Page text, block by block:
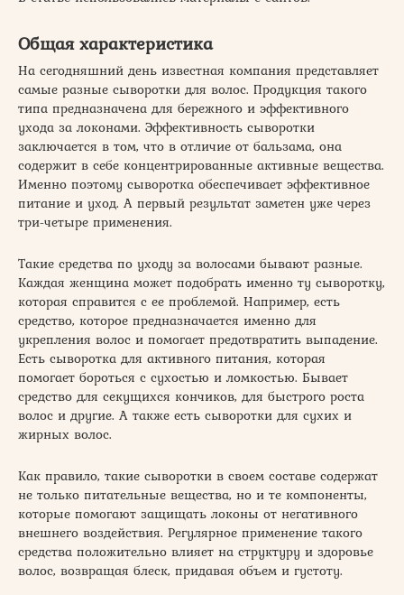
Общая характеристика
На сегодняшний день известная компания представляет
самые разные сыворотки для волос. Продукция такого
типа предназначена для бережного и эффективного
ухода за локонами. Эффективность сыворотки
заключается в том, что в отличие от бальзама, она
содержит в себе концентрированные активные вещества.
Именно поэтому сыворотка обеспечивает эффективное
питание и уход. А первый результат заметен уже через
три-четыре применения.
Такие средства по уходу за волосами бывают разные.
Каждая женщина может подобрать именно ту сыворотку,
которая справится с ее проблемой. Например, есть
средство, которое предназначается именно для
укрепления волос и помогает предотвратить выпадение.
Есть сыворотка для активного питания, которая
помогает бороться с сухостью и ломкостью. Бывает
средство для секущихся кончиков, для быстрого роста
волос и другие. А также есть сыворотки для сухих и
жирных волос.
Как правило, такие сыворотки в своем составе содержат
не только питательные вещества, но и те компоненты,
которые помогают защищать локоны от негативного
внешнего воздействия. Регулярное применение такого
средства положительно влияет на структуру и здоровье
волос, возвращая блеск, придавая объем и густоту.